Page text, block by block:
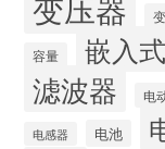
容量 嵌入式
滤波器 电
电感器 电池